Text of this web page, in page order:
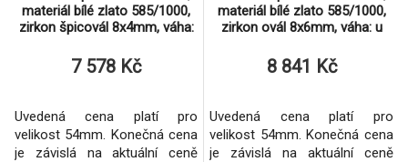
materiál bílé zlato 585/1000,
zirkon špicovál 8x4mm, váha:
7 578 Kč
Uvedená cena platí pro
velikost 54mm. Konečná cena
je závislá na aktuální ceně
materiál bílé zlato 585/1000,
zirkon ovál 8x6mm, váha: u
8 841 Kč
Uvedená cena platí pro
velikost 54mm. Konečná cena
je závislá na aktuální ceně